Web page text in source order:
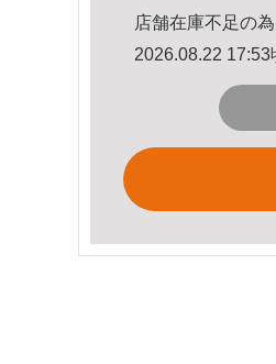
店舗在庫不足の
2026.08.22 17:53